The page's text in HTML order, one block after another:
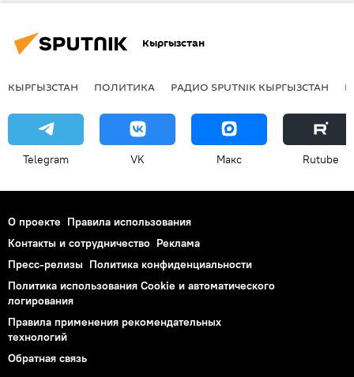
Кыргызстан
КЫРГЫЗСТАН ПОЛИТИКА РАДИО SPUTNIK КЫРГЫЗСТАН
Telegram VK Макс Rutube
О проекте Правила использования
Контакты и сотрудничество Реклама
Пресс-релизы Политика конфиденциальности
Политика использования Cookie и автоматического
логирования
Правила применения рекомендательных
технологий
Обратная связь